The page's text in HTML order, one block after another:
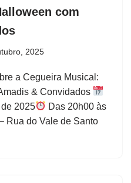
com
2025
a Cegueira Musical:
& Convidados
2025
Das 20h00 às
Rua do Vale de Santo